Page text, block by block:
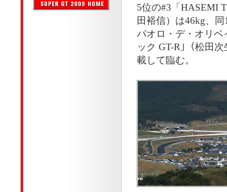
5位の#3「HASEMI
田裕信）は46kg、
パオロ・デ・オリベ
ック GT-R｣（松田
載して臨む。